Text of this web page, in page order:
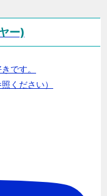
ー)
です。
ください）